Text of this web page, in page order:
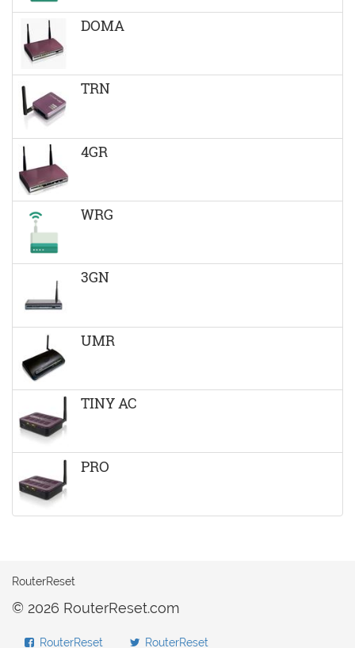
DOMA
TRN
4GR
WRG
3GN
UMR
TINY AC
PRO
RouterReset
© 2026 RouterReset.com
RouterReset RouterReset